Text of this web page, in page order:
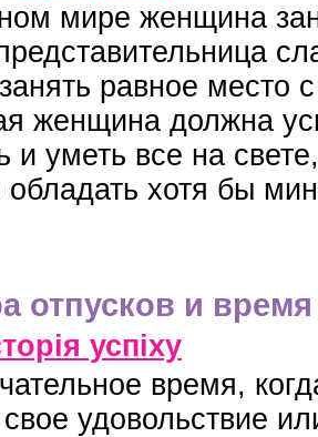
мире женщина
равное
женщина должна
и уметь все на
хотя бы
отпусков и
успіху
время,
свое удовольствие